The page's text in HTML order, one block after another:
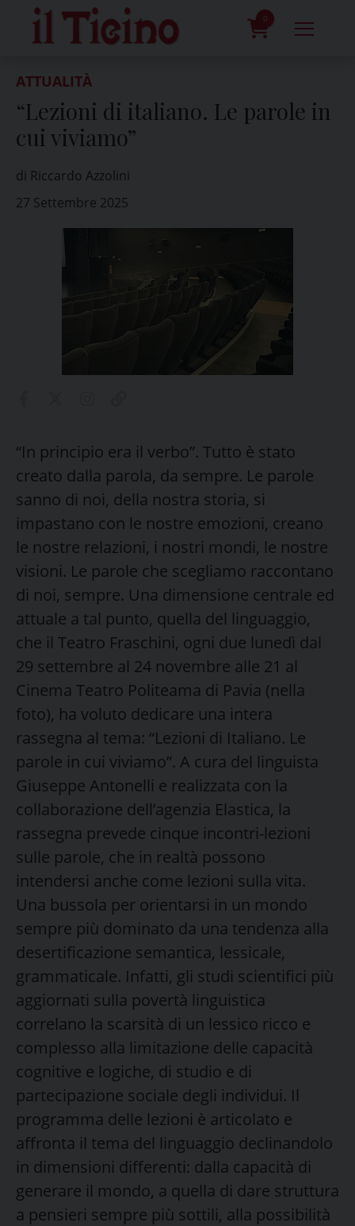
content
0
ATTUALITÀ
“Lezioni di italiano. Le parole in
cui viviamo”
di Riccardo Azzolini
27 Settembre 2025
“In principio era il verbo”. Tutto è stato
creato dalla parola, da sempre. Le parole
sanno di noi, della nostra storia, si
impastano con le nostre emozioni, creano
le nostre relazioni, i nostri mondi, le nostre
visioni. Le parole che scegliamo raccontano
di noi, sempre. Una dimensione centrale ed
attuale a tal punto, quella del linguaggio,
che il Teatro Fraschini, ogni due lunedì dal
29 settembre al 24 novembre alle 21 al
Cinema Teatro Politeama di Pavia (nella
foto), ha voluto dedicare una intera
rassegna al tema: “Lezioni di Italiano. Le
parole in cui viviamo”. A cura del linguista
Giuseppe Antonelli e realizzata con la
collaborazione dell’agenzia Elastica, la
rassegna prevede cinque incontri-lezioni
sulle parole, che in realtà possono
intendersi anche come lezioni sulla vita.
Una bussola per orientarsi in un mondo
sempre più dominato da una tendenza alla
desertificazione semantica, lessicale,
grammaticale. Infatti, gli studi scientifici più
aggiornati sulla povertà linguistica
correlano la scarsità di un lessico ricco e
complesso alla limitazione delle capacità
cognitive e logiche, di studio e di
partecipazione sociale degli individui. Il
programma delle lezioni è articolato e
affronta il tema del linguaggio declinandolo
in dimensioni differenti: dalla capacità di
generare il mondo, a quella di dare struttura
a pensieri sempre più sottili, alla possibilità